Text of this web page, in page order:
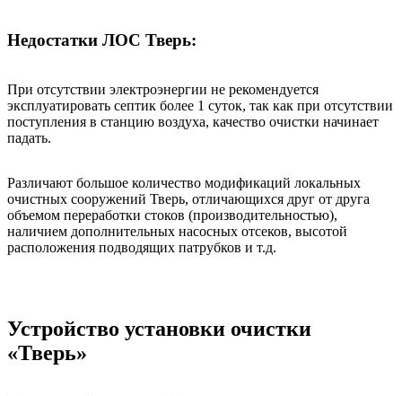
Недостатки ЛОС Тверь:
При отсутствии электроэнергии не рекомендуется
эксплуатировать септик более 1 суток, так как при отсутствии
поступления в станцию воздуха, качество очистки начинает
падать.
Различают большое количество модификаций локальных
очистных сооружений Тверь, отличающихся друг от друга
объемом переработки стоков (производительностью),
наличием дополнительных насосных отсеков, высотой
расположения подводящих патрубков и т.д.
Устройство установки очистки
«Тверь»